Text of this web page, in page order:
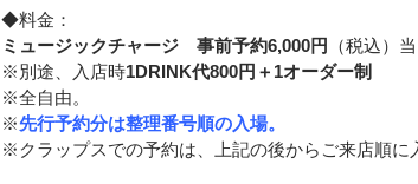
◆料金：
ミュージックチャージ　事前予約6,000円
（税込）
※別途、入店時1DRINK代800円＋1オーダー制
※全自由。
※先行予約分は整理番号順の入場。
※クラップスでの予約は、上記の後からご来店順に